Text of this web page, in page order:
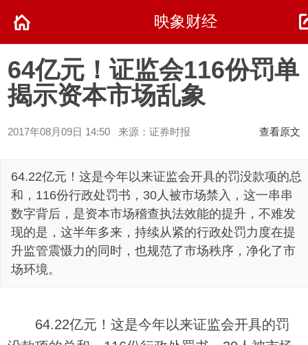
映象财经
64亿元！证监会116份罚单
揭示资本市场乱象
2017年08月09日 14:50 来源：证券时报 查看原文
64.22亿元！这是今年以来证监会开具的罚没款项的总
和，116份行政处罚书，30人被市场禁入，这一串串
数字背后，是资本市场稽查执法效能的提升，不难发
现的是，这半年多来，持续从紧的行政处罚力度在提
升监管震慑力的同时，也规范了市场秩序，净化了市
场环境。
64.22亿元！这是今年以来证监会开具的罚